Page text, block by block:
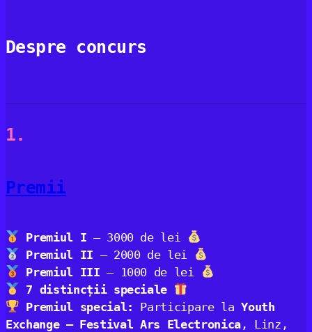
Despre concurs
1.
Premii
Premiul I – 3000 de lei
Premiul II – 2000 de lei
Premiul III – 1000 de lei
7 distincții speciale
Premiul special:
Participare laYouth
Exchange – Festival Ars Electronica, Linz,